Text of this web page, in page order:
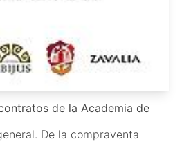
de la Academia de
De la compraventa